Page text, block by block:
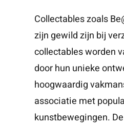
Collectables zoals
zijn gewild zijn bij
collectables worden
door hun unieke
hoogwaardig
associatie met
kunstbewegingen.